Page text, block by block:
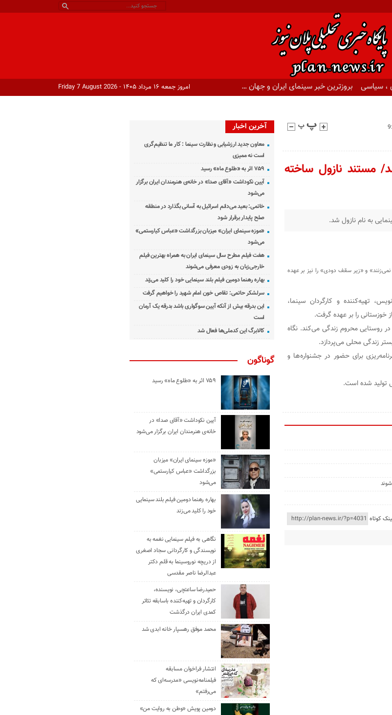
، سیاسی
بروزترین خبر سینمای ایران و جهان …
امروز جمعه ۱۶ مرداد ۱۴۰۵ - Friday 7 August 2026
مستند نازول ساخته
به نام نازول شد.
و «زیر سقف دودی» را نیز بر عهده
تهیه‌کننده و کارگردان سینما،
خوزستانی را بر عهده گرفت.
روستایی محروم زندگی می‌کند. نگاه
زندگی محلی می‌پردازد.
برای حضور در جشنواره‌ها و
کوتاه
آخرین اخبار
معاون جدید ارزشیابی و نظارت سینما : کار ما تنظیم‌گری
است نه ممیزی
۷۵۹ اثر به «طلوع ماه» رسید
آیین نکوداشت «آقای صدا» در خانه‌ی هنرمندان ایران برگزار
می‌شود
خاتمی: بعید می‌دانم اسرائیل به آسانی بگذارد در منطقه
صلح پایدار برقرار شود
«موزه سینمای ایران» میزبان بزرگداشت «عباس کیارستمی»
می‌شود
هفت فیلم مطرح سال سینمای ایران به همراه بهترین فیلم
خارجی‌زبان به زودی معرفی می‌شوند
بهاره رهنما دومین فیلم بلند سینمایی خود را کلید می‌زند
سرلشکر حاتمی: تقاص خون امام شهید را خواهیم گرفت
این بدرقه بیش از آنکه آیین سوگواری باشد بدرقه یک آرمان
است
کالابرگ این کدملی‌ها فعال شد
گوناگون
۷۵۹ اثر به «طلوع ماه» رسید
آیین نکوداشت «آقای صدا» در
خانه‌ی هنرمندان ایران برگزار می‌شود
«موزه سینمای ایران» میزبان
بزرگداشت «عباس کیارستمی»
می‌شود
بهاره رهنما دومین فیلم بلند سینمایی
خود را کلید می‌زند
نگاهی به فیلم سینمایی نغمه به
نویسندگی و کارگردانی سجاد اصغری
از دریچه نوروسینما به قلم دکتر
عبدالرضا ناصر مقدسی
حمیدرضا ساعتچی، نویسنده،
کارگردان و تهیه‌کننده باسابقه تئاتر
کمدی ایران درگذشت
محمد موفق رهسپار خانه ابدی شد
انتشار فراخوان مسابقه
فیلمنامه‌نویسی «مدرسه‌ای که
می‌رفتم»
دومین پویش «وطن به روایت من»